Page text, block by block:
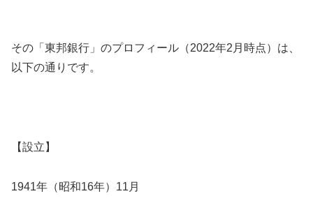
その「東邦銀行」のプロフィール（2022年2月時点）は、
以下の通りです。
【設立】
1941年（昭和16年）11月